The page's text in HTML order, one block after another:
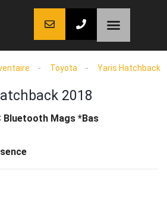
Toyota Yaris Hatchback
2018
Bluetooth Mags *Bas